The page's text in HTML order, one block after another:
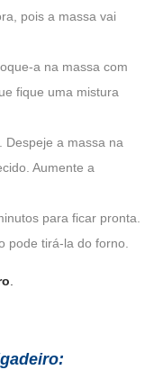
pois a massa vai
a na massa com
fique uma mistura
Despeje a massa na
Aumente a
para ficar pronta.
pode tirá-la do forno.
.